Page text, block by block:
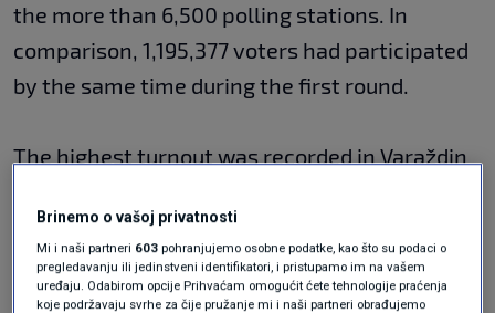
the more than 6,500 polling stations. In
comparison, 1,195,377 voters had participated
by the same time during the first round.
The highest turnout was recorded in Varaždin
County (40.81%), and Krapina-Zagorje County
(39.10%), while the lowest turnout was in
Vukovar-Srijem County (27.98%), followed by
Brinemo o vašoj privatnosti
Mi i naši partneri 603 pohranjujemo osobne podatke, kao što su podaci o
pregledavanju ili jedinstveni identifikatori, i pristupamo im na vašem
uređaju. Odabirom opcije Prihvaćam omogućit ćete tehnologije praćenja
koje podržavaju svrhe za čije pružanje mi i naši partneri obrađujemo